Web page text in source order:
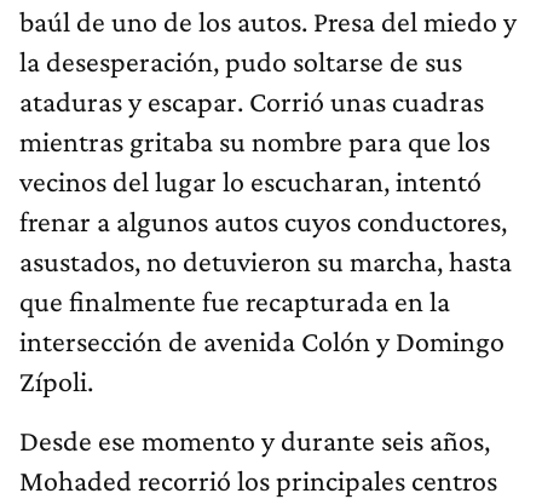
baúl de uno de los autos. Presa del miedo y
la desesperación, pudo soltarse de sus
ataduras y escapar. Corrió unas cuadras
mientras gritaba su nombre para que los
vecinos del lugar lo escucharan, intentó
frenar a algunos autos cuyos conductores,
asustados, no detuvieron su marcha, hasta
que finalmente fue recapturada en la
intersección de avenida Colón y Domingo
Zípoli.
Desde ese momento y durante seis años,
Mohaded recorrió los principales centros